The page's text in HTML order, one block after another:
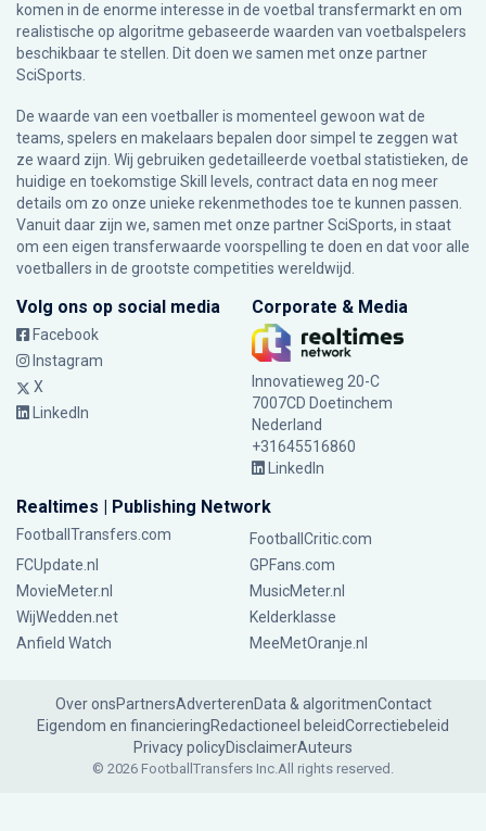
komen in de enorme interesse in de voetbal transfermarkt en om
realistische op algoritme gebaseerde waarden van voetbalspelers
beschikbaar te stellen. Dit doen we samen met onze partner
SciSports.
De waarde van een voetballer is momenteel gewoon wat de
teams, spelers en makelaars bepalen door simpel te zeggen wat
ze waard zijn. Wij gebruiken gedetailleerde voetbal statistieken, de
huidige en toekomstige Skill levels, contract data en nog meer
details om zo onze unieke rekenmethodes toe te kunnen passen.
Vanuit daar zijn we, samen met onze partner SciSports, in staat
om een eigen transferwaarde voorspelling te doen en dat voor alle
voetballers in de grootste competities wereldwijd.
Volg ons op social media
Facebook
Instagram
X
LinkedIn
Corporate & Media
Innovatieweg 20-C
7007CD Doetinchem
Nederland
+31645516860
LinkedIn
Realtimes | Publishing Network
FootballTransfers.com
FootballCritic.com
FCUpdate.nl
GPFans.com
MovieMeter.nl
MusicMeter.nl
WijWedden.net
Kelderklasse
Anfield Watch
MeeMetOranje.nl
Over onsPartnersAdverterenData & algoritmenContact
Eigendom en financieringRedactioneel beleidCorrectiebeleid
Privacy policyDisclaimerAuteurs
© 2026 FootballTransfers Inc.All rights reserved.